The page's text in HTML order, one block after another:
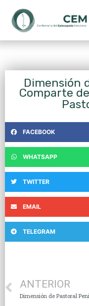
Dimensión
Comparte
FACEBOOK
WHATSAPP
TWITTER
EMAIL
TELEGRAM
ANTERIOR